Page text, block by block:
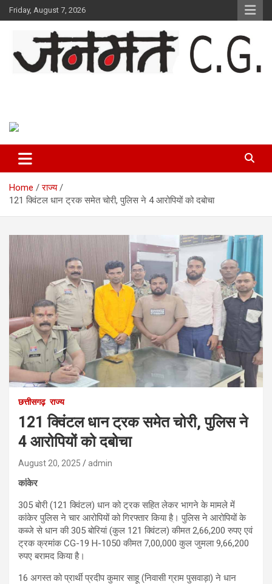
Skip
to
Friday, August 7, 2026
Home
राज्य
121 क्विंटल धान ट्रक समेत चोरी, पुलिस ने 4 आरोपियों को दबोचा
छत्तीसगढ़ राज्य
121 क्विंटल धान ट्रक समेत चोरी, पुलिस ने
4 आरोपियों को दबोचा
August 20, 2025 admin
कांकेर
305 बोरी (121 क्विंटल) धान को ट्रक सहित लेकर भागने के मामले में
कांकेर पुलिस ने चार आरोपियों को गिरफ्तार किया है। पुलिस ने आरोपियों के
कब्जे से धान की 305 बोरियां (कुल 121 क्विंटल) कीमत 2,66,200 रुपए एवं
ट्रक क्रमांक CG-19 H-1050 कीमत 7,00,000 कुल जुमला 9,66,200
रुपए बरामद किया है।
16 अगस्त को प्रार्थी प्रदीप कुमार साहू (निवासी ग्राम पुसवाड़ा) ने धान